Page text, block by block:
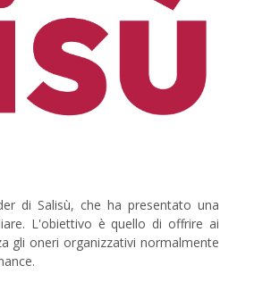
di Salisù, che ha presentato una
L'obiettivo è quello di offrire ai
gli oneri organizzativi normalmente